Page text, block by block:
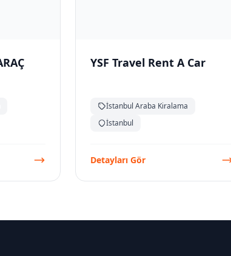
YSF Travel Rent A Car
İstanbul Araba Kiralama
İstanbul
Detayları Gör